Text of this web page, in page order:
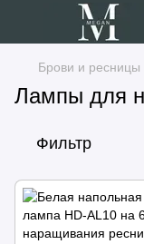
Брови и ресницы
Лампы для
Фильтр